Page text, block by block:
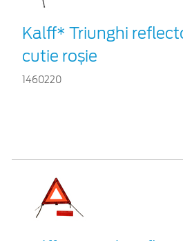
Kalff* Triunghi
cutie roșie
1460220